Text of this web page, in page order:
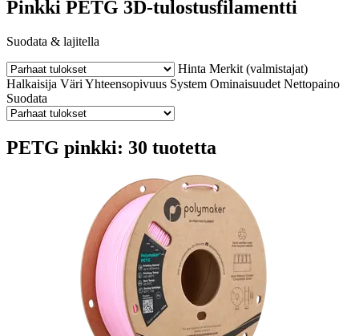
Pinkki PETG 3D-tulostusfilamentti
Suodata & lajitella
Hinta Merkit (valmistajat)
Halkaisija Väri Yhteensopivuus System Ominaisuudet Nettopaino
Suodata
PETG pinkki: 30 tuotetta